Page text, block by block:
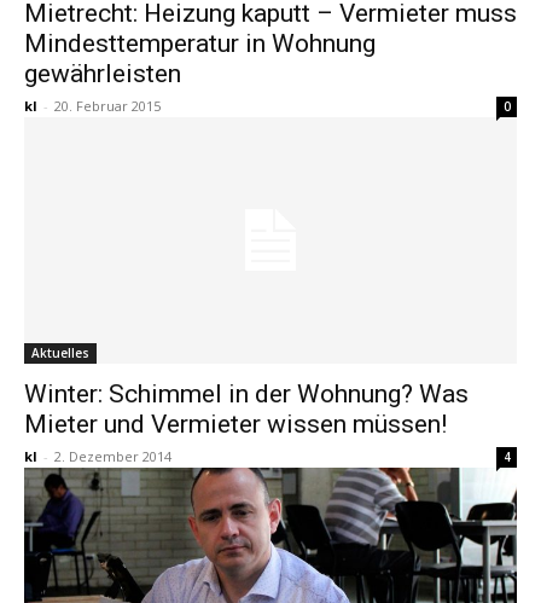
Mietrecht: Heizung kaputt – Vermieter muss
Mindesttemperatur in Wohnung
gewährleisten
kl - 20. Februar 2015 0
Aktuelles
Winter: Schimmel in der Wohnung? Was
Mieter und Vermieter wissen müssen!
kl - 2. Dezember 2014 4